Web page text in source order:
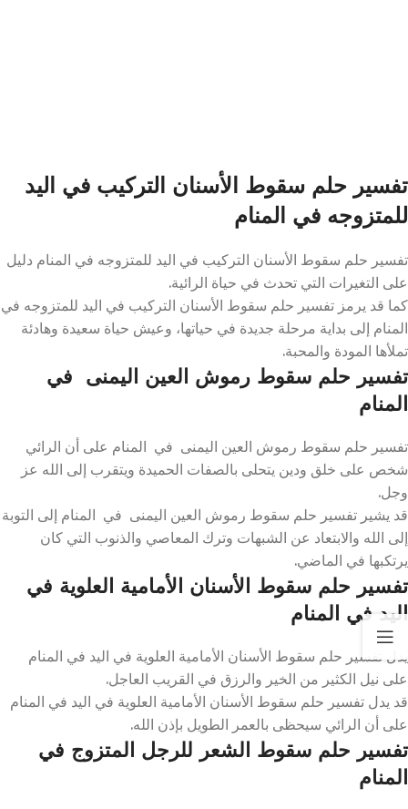
تفسير حلم سقوط الأسنان التركيب في اليد
للمتزوجه في المنام
تفسير حلم سقوط الأسنان التركيب في اليد للمتزوجه في المنام دليل
على التغيرات التي تحدث في حياة الرائية.
كما قد يرمز تفسير حلم سقوط الأسنان التركيب في اليد للمتزوجه في
المنام إلى بداية مرحلة جديدة في حياتها، وعيش حياة سعيدة وهادئة
تملأها المودة والمحبة.
تفسير حلم سقوط رموش العين اليمنى في
المنام
تفسير حلم سقوط رموش العين اليمنى في المنام على أن الرائي
شخص على خلق ودين يتحلى بالصفات الحميدة ويتقرب إلى الله عز
وجل.
قد يشير تفسير حلم سقوط رموش العين اليمنى في المنام إلى التوبة
إلى الله والابتعاد عن الشبهات وترك المعاصي والذنوب التي كان
يرتكبها في الماضي.
تفسير حلم سقوط الأسنان الأمامية العلوية في
اليد في المنام
يدل تفسير حلم سقوط الأسنان الأمامية العلوية في اليد في المنام
على نيل الكثير من الخير والرزق في القريب العاجل.
قد يدل تفسير حلم سقوط الأسنان الأمامية العلوية في اليد في المنام
على أن الرائي سيحظى بالعمر الطويل بإذن الله.
تفسير حلم سقوط الشعر للرجل المتزوج في
المنام